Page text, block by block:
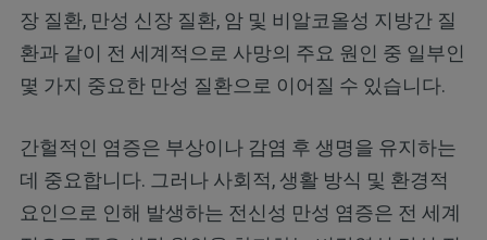
장 질환, 만성 신장 질환, 암 및 비알코올성 지방간 질
환과 같이 전 세계적으로 사망의 주요 원인 중 일부인
몇 가지 중요한 만성 질환으로 이어질 수 있습니다.
간헐적인 염증은 부상이나 감염 후 생명을 유지하는
데 중요합니다. 그러나 사회적, 생활 방식 및 환경적
요인으로 인해 발생하는 전신성 만성 염증은 전 세계